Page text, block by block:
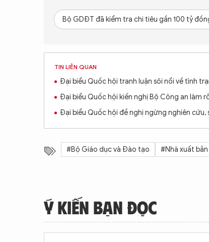
Bộ GDĐT đã kiểm tra chi tiêu gần 100 tỷ
TIN LIÊN QUAN
Đại biểu Quốc hội tranh luận sôi nổi về tình
Đại biểu Quốc hội kiến nghị Bộ Công an làm
Đại biểu Quốc hội đề nghị ngừng nghiên cứu,
#Bộ Giáo dục và Đào tạo #Nhà xuất
Ý KIẾN BẠN ĐỌC